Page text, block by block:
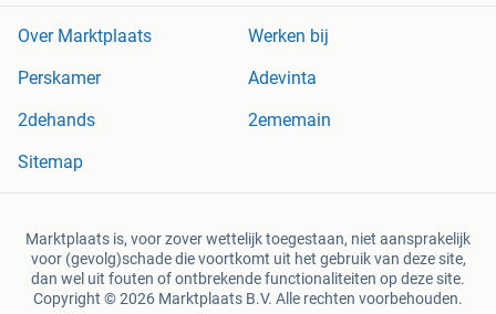
Over Marktplaats
Werken bij
Perskamer
Adevinta
2dehands
2ememain
Sitemap
Marktplaats is, voor zover wettelijk toegestaan, niet aansprakelijk
voor (gevolg)schade die voortkomt uit het gebruik van deze site,
dan wel uit fouten of ontbrekende functionaliteiten op deze site.
Copyright © 2026 Marktplaats B.V. Alle rechten voorbehouden.